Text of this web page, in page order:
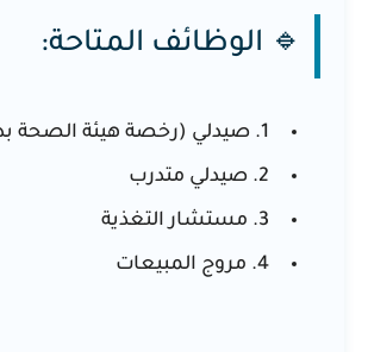
🔹 الوظائف المتاحة:
1. صيدلي (رخصة هيئة الصحة بدبي - DHA)
2. صيدلي متدرب
3. مستشار التغذية
4. مروج المبيعات